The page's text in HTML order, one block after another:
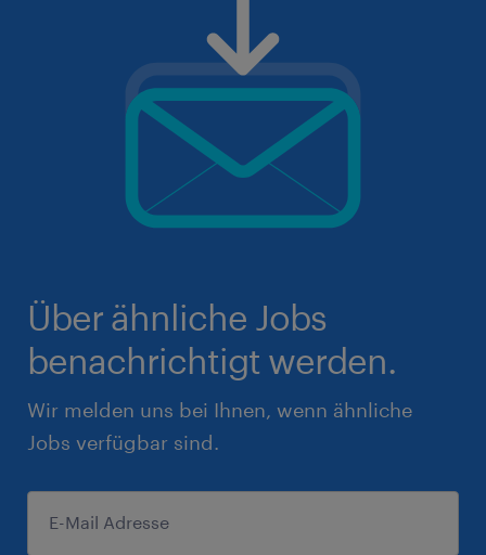
Über ähnliche Jobs
benachrichtigt werden.
Wir melden uns bei Ihnen, wenn ähnliche
Jobs verfügbar sind.